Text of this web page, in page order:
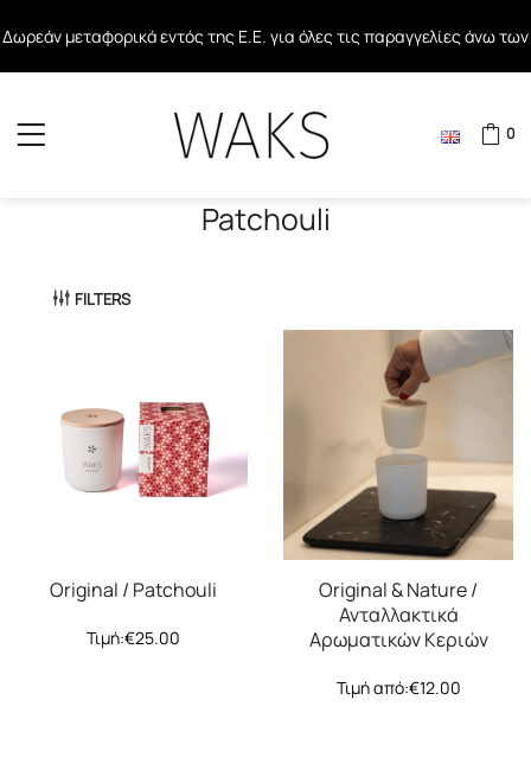
Δωρεάν μεταφορικά εντός της Ε.Ε. για όλες τις παραγγελίες άνω των
0
Patchouli
FILTERS
Original / Patchouli
Τιμή:€25.00
Original & Nature /
Ανταλλακτικά
Αρωματικών Κεριών
Τιμή από:€12.00